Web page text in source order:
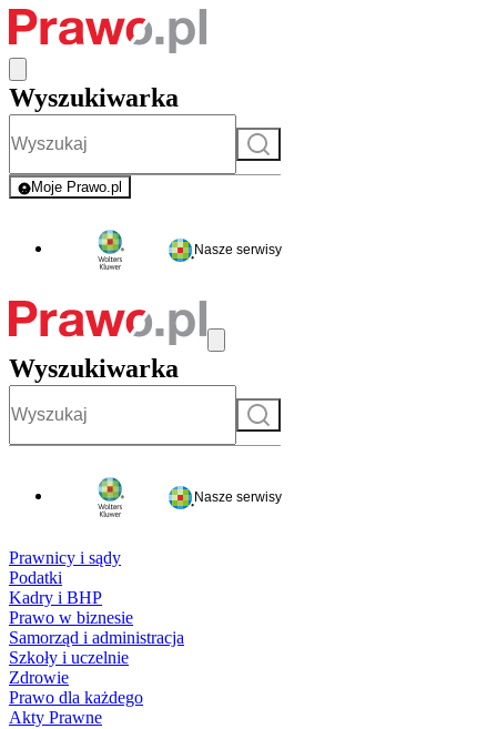
Wyszukiwarka
Szukaj
Moje Prawo.pl
- rejestracja i logowanie do serwisu
Nasze serwisy
Wyszukiwarka
Szukaj
Nasze serwisy
Prawnicy i sądy
Podatki
Kadry i BHP
Prawo w biznesie
Samorząd i administracja
Szkoły i uczelnie
Zdrowie
Prawo dla każdego
Akty Prawne